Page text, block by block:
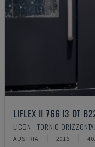
LIFLEX II 766 I3 DT
LICON - TORNIO
AUSTRIA 2016